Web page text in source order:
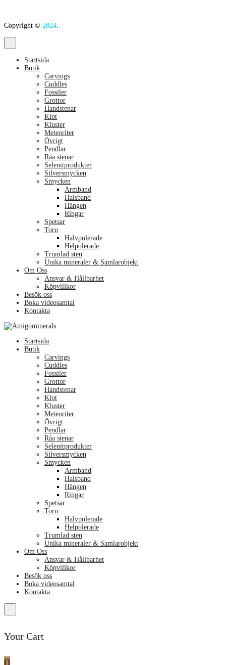
Copyright © 2024.
Startsida
Butik
Carvings
Cuddles
Fossiler
Grottor
Handstenar
Klot
Kluster
Meteoriter
Övrigt
Pendlar
Råa stenar
Selenitprodukter
Silversmycken
Smycken
Armband
Halsband
Hängen
Ringar
Spetsar
Torn
Halvpolerade
Helpolerade
Trumlad sten
Unika mineraler & Samlarobjekt
Om Oss
Ansvar & Hållbarhet
Köpvillkor
Besök oss
Boka videosamtal
Kontakta
Menu
Startsida
Butik
Carvings
Cuddles
Fossiler
Grottor
Handstenar
Klot
Kluster
Meteoriter
Övrigt
Pendlar
Råa stenar
Selenitprodukter
Silversmycken
Smycken
Armband
Halsband
Hängen
Ringar
Spetsar
Torn
Halvpolerade
Helpolerade
Trumlad sten
Unika mineraler & Samlarobjekt
Om Oss
Ansvar & Hållbarhet
Köpvillkor
Besök oss
Boka videosamtal
Kontakta
Your Cart